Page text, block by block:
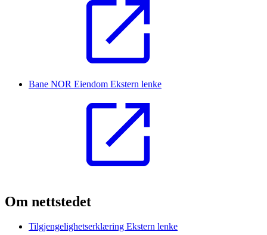
Bane NOR Eiendom Ekstern lenke
Om nettstedet
Tilgjengelighetserklæring Ekstern lenke